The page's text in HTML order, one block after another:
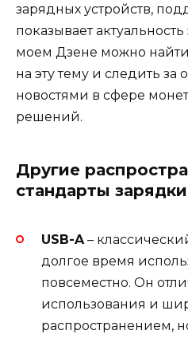
зарядных устройств,
показывает
моем Дзене можно
на эту тему и следить
новостями в сфере
решений.
Другие
стандарты зарядки
USB-A–
долгое время
повсеместно. Он
использования и
распространением,